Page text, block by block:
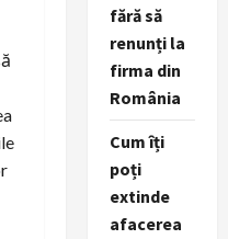
fără să
renunți la
firma din
România
Cum îți
poți
extinde
afacerea